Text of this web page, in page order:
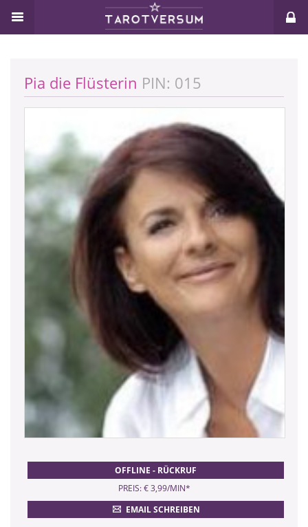
Pia die Flüsterin PIN: 015
OFFLINE - RÜCKRUF
PREIS: € 3,99/MIN*
EMAIL SCHREIBEN